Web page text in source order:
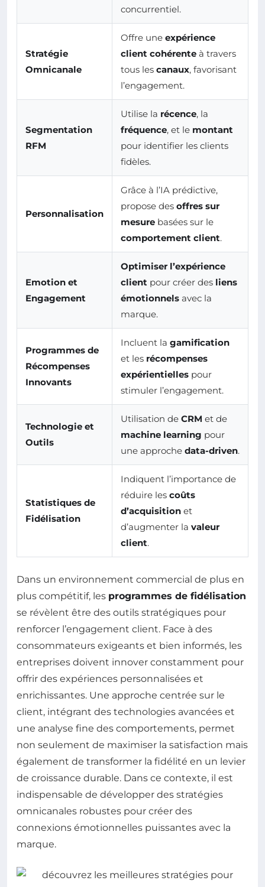
concurrentiel.
Stratégie
Omnicanale
Offre une expérience
client cohérente à travers
tous les canaux, favorisant
l’engagement.
Segmentation
RFM
Utilise la récence, la
fréquence, et le montant
pour identifier les clients
fidèles.
Personnalisation
Grâce à l’IA prédictive,
propose des offres sur
mesure basées sur le
comportement client.
Emotion et
Engagement
Optimiser l’expérience
client pour créer des liens
émotionnels avec la
marque.
Programmes de
Récompenses
Innovants
Incluent la gamification
et les récompenses
expérientielles pour
stimuler l’engagement.
Technologie et
Outils
Utilisation de CRM et de
machine learning pour
une approche data-driven.
Statistiques de
Fidélisation
Indiquent l’importance de
réduire les coûts
d’acquisition et
d’augmenter la valeur
client.
Dans un environnement commercial de plus en
plus compétitif, les programmes de fidélisation
se révèlent être des outils stratégiques pour
renforcer l’engagement client. Face à des
consommateurs exigeants et bien informés, les
entreprises doivent innover constamment pour
offrir des expériences personnalisées et
enrichissantes. Une approche centrée sur le
client, intégrant des technologies avancées et
une analyse fine des comportements, permet
non seulement de maximiser la satisfaction mais
également de transformer la fidélité en un levier
de croissance durable. Dans ce contexte, il est
indispensable de développer des stratégies
omnicanales robustes pour créer des
connexions émotionnelles puissantes avec la
marque.